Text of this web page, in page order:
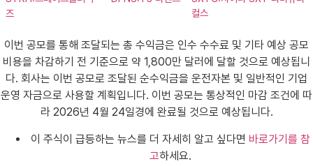
즈
컬스
이번 공모를 통해 조달되는 총 수익금은 인수 수수료 및 기타 예상 공모
비용을 차감하기 전 기준으로 약 1,800만 달러에 달할 것으로 예상됩니
다. 회사는 이번 공모로 조달된 순수익금을 운전자본 및 일반적인 기업
운영 자금으로 사용할 계획입니다. 이번 공모는 통상적인 마감 조건에 따
라 2026년 4월 24일경에 완료될 것으로 예상됩니다.
이 주식이 급등하는 뉴스를 더 자세히 알고 싶다면 바로가기를 참
고하세요.